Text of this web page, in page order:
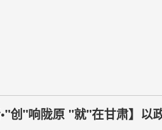
•"创"响陇原 "就"在甘肃】